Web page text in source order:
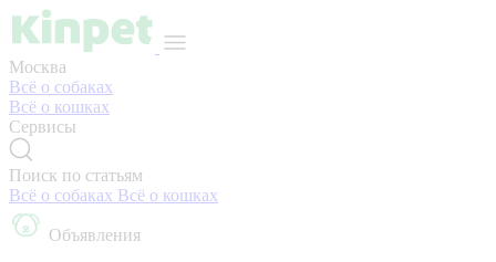
Москва
Всё о собаках
Всё о кошках
Сервисы
Поиск по статьям
Всё о собаках Всё о кошках
Объявления